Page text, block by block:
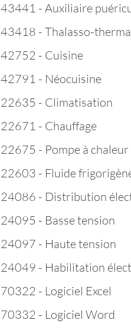
43441 - Auxiliaire
43418 - Thalasso-
42752 - Cuisine
42791 - Néocuisine
22635 - Climatisation
22671 - Chauffage
22675 - Pompe à chaleur
22603 - Fluide
24086 - Distribution
24095 - Basse tension
24097 - Haute tension
24049 - Habilitation
70322 - Logiciel Excel
70332 - Logiciel Word